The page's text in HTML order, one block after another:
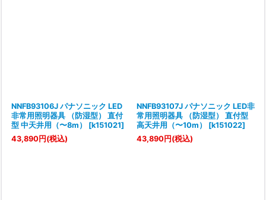
NNFB93106J パナソニック LED
非常用照明器具 （防湿型） 直付
型 中天井用（〜8m）
[k151021]
43,890円 (税込)
NNFB93107J パナソニック LED非
常用照明器具 （防湿型） 直付型
高天井用（〜10m）
[k151022]
43,890円 (税込)